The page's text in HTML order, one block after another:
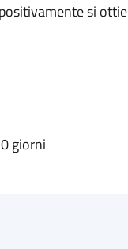
si
giorni